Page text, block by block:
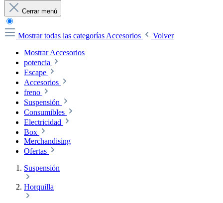
Cerrar menú
Mostrar todas las categorías Accesorios
Volver
Mostrar Accesorios
potencia
Escape
Accesorios
freno
Suspensión
Consumibles
Electricidad
Box
Merchandising
Ofertas
Suspensión
Horquilla